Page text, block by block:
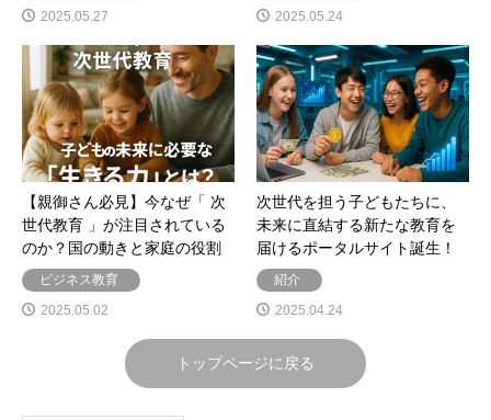
2025.05.27
2025.05.24
【親御さん必見】今なぜ「 次
世代教育 」が注目されている
のか？国の動きと家庭の役割
ビジネス教育
2025.05.02
次世代を担う子どもたちに、
未来に直結する新たな教育を
届けるポータルサイト誕生！
紹介
2025.04.24
トップページに戻る